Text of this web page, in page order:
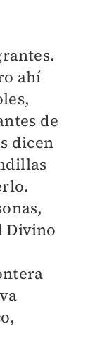
ahí
de
dicen
Divino